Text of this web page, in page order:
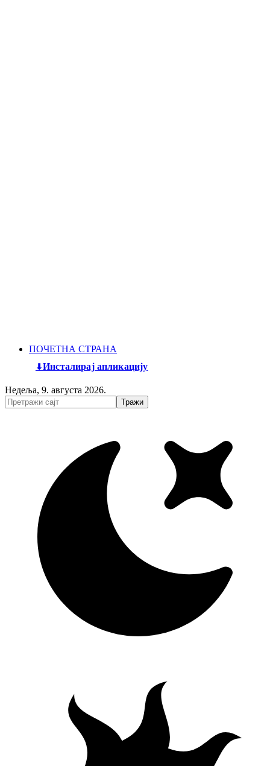
ПОЧЕТНА СТРАНА
Инсталирај апликацију
Недеља, 9. августа 2026.